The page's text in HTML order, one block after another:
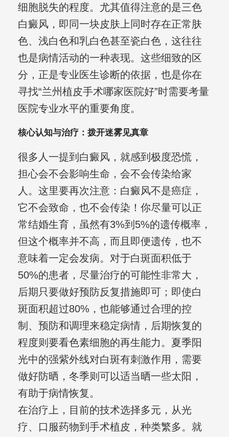
细胞脱失的程度。尤其值得注意的是三色
白癜风，即同一块皮肤上同时存在正常肤
色、浅白色和乳白色甚至瓷白色，这往往
也是病情活动的一种表现。这些细致的区
分，正是专业医生诊断的依据，也是你在
寻找“兰州植皮手术哪家医院好”时需要考量
医院专业水平的重要角度。
核心认知与治疗：拨开迷雾见真章
很多人一提到白癜风，就感到极度恐慌，
担心会不会影响生命，会不会传染给家
人。这里要再次注意：白癜风不是癌症，
它不会致命，也不会传染！你尽量可以正
常结婚生育，虽然有3%到5%的遗传概率，
但这个概率并不高，而且即便遗传，也不
意味着一定会发病。对于白斑面积低于
50%的患者，尽量治疗的可能性非常大，
后期只要做好预防反复措施即可；即使白
斑面积超过80%，也能够通过合理的控
制、预防和调理来稳定病情，后期恢复的
程度则要看色素细胞的再生能力。夏季阳
光中的强紫外线对白斑有刺激作用，需要
做好防晒，冬季则可以适当晒一些太阳，
有助于病情恢复。
在治疗上，目前的技术选择多元，从光
疗、口服药物到手术植皮，种类繁多。就